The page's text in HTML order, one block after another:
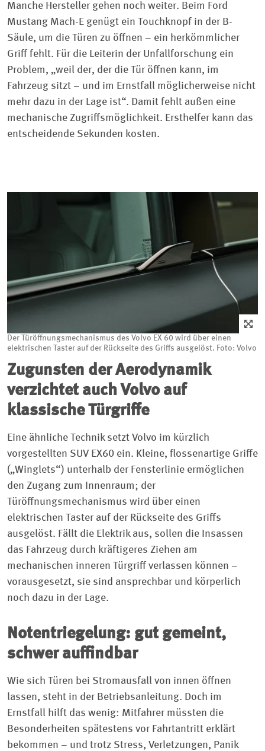
Manche Hersteller gehen noch weiter. Beim Ford
Mustang Mach-E genügt ein Touchknopf in der B-
Säule, um die Türen zu öffnen – ein herkömmlicher
Griff fehlt. Für die Leiterin der Unfallforschung ein
Problem, „weil der, der die Tür öffnen kann, im
Fahrzeug sitzt – und im Ernstfall möglicherweise nicht
mehr dazu in der Lage ist“. Damit fehlt außen eine
mechanische Zugriffsmöglichkeit. Ersthelfer kann das
entscheidende Sekunden kosten.
Der Türöffnungsmechanismus des Volvo EX 60 wird über einen
elektrischen Taster auf der Rückseite des Griffs ausgelöst. Foto: Volvo
Zugunsten der Aerodynamik
verzichtet auch Volvo auf
klassische Türgriffe
Eine ähnliche Technik setzt Volvo im kürzlich
vorgestellten SUV EX60 ein. Kleine, flossenartige Griffe
(„Winglets“) unterhalb der Fensterlinie ermöglichen
den Zugang zum Innenraum; der
Türöffnungsmechanismus wird über einen
elektrischen Taster auf der Rückseite des Griffs
ausgelöst. Fällt die Elektrik aus, sollen die Insassen
das Fahrzeug durch kräftigeres Ziehen am
mechanischen inneren Türgriff verlassen können –
vorausgesetzt, sie sind ansprechbar und körperlich
noch dazu in der Lage.
Notentriegelung: gut gemeint,
schwer auffindbar
Wie sich Türen bei Stromausfall von innen öffnen
lassen, steht in der Betriebsanleitung. Doch im
Ernstfall hilft das wenig: Mitfahrer müssten die
Besonderheiten spätestens vor Fahrtantritt erklärt
bekommen – und trotz Stress, Verletzungen, Panik